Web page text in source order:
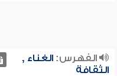
الفهرس:الغناء ,
الثقافة